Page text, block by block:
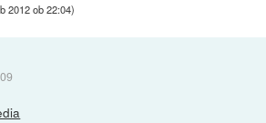
2012 ob 22:04)